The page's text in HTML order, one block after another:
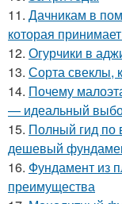
11. Дачникам в
которая
12. Огурчики в
13. Сорта свеклы,
14. Почему
— идеальный
15. Полный гид
дешевый
16. Фундамент из
преимущества